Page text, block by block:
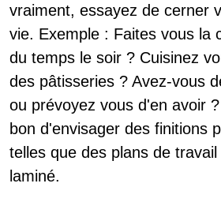
vraiment, essayez de cerner
vie. Exemple : Faites vous la
du temps le soir ? Cuisinez
des pâtisseries ? Avez-vous
ou prévoyez vous d'en avoir
bon d'envisager des finitions
telles que des plans de
laminé.